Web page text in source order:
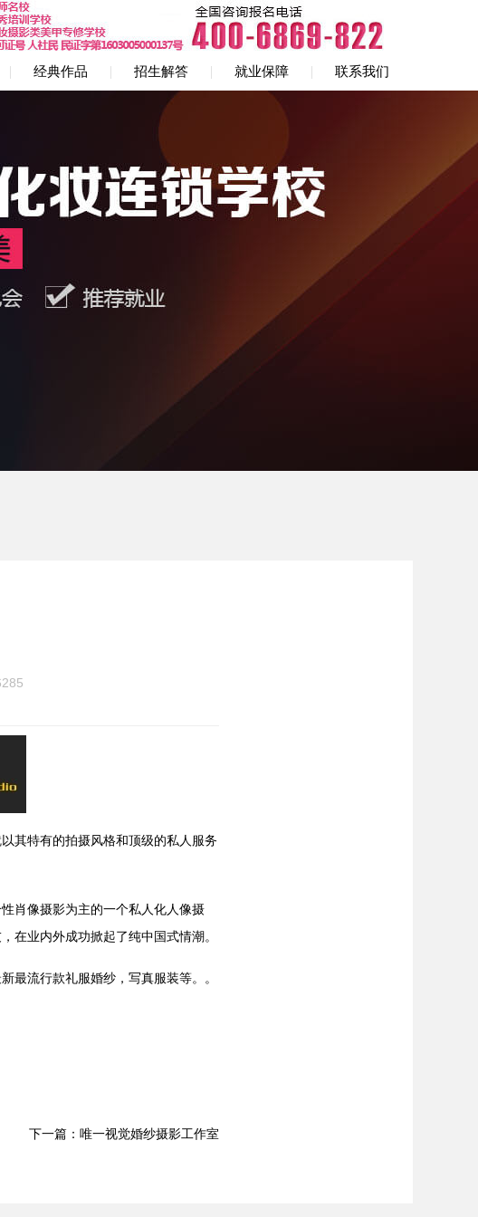
经典作品 招生解答 就业保障 联系我们
其特有的拍摄风格和顶级的私人服务
肖像摄影为主的一个私人化人像摄
在业内外成功掀起了纯中国式情潮。
流行款礼服婚纱，写真服装等。。
下一篇：唯一视觉婚纱摄影工作室